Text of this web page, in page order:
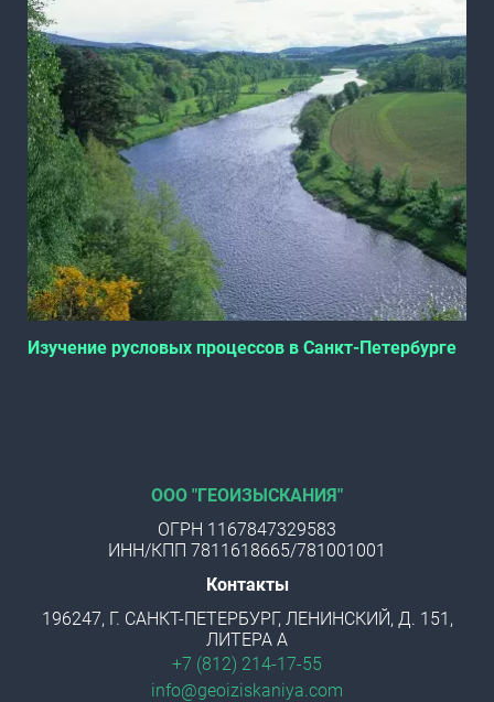
Изучение русловых процессов в Санкт-Петербурге
ООО "ГЕОИЗЫСКАНИЯ"
ОГРН 1167847329583
ИНН/КПП 7811618665/781001001
Контакты
196247, Г. САНКТ-ПЕТЕРБУРГ, ЛЕНИНСКИЙ, Д. 151,
ЛИТЕРА А
+7 (812) 214-17-55
info@geoiziskaniya.com